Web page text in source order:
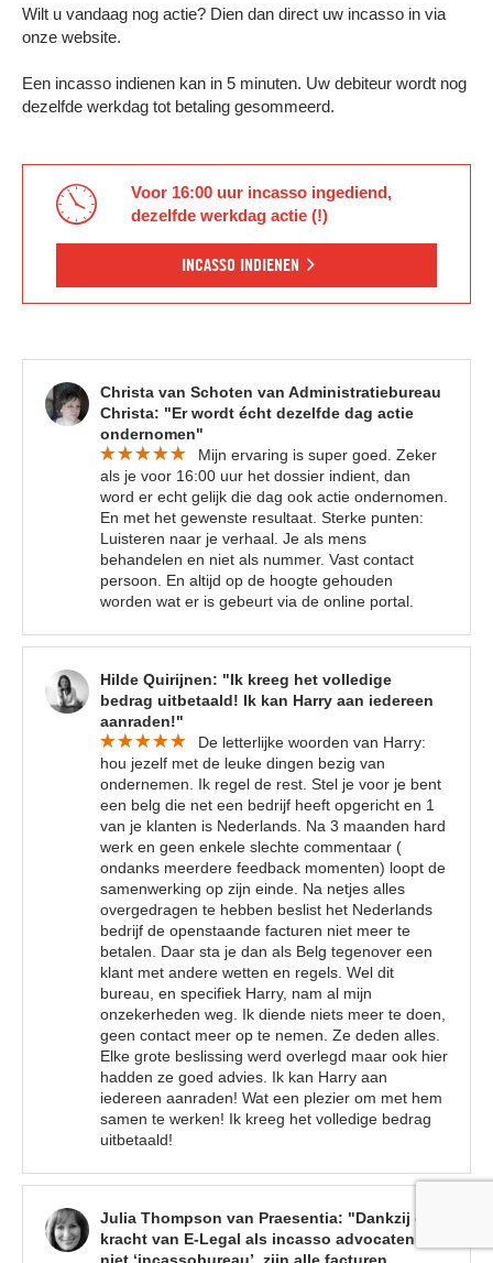
Wilt u vandaag nog actie? Dien dan direct uw incasso in via
onze website.
Een incasso indienen kan in 5 minuten. Uw debiteur wordt nog
dezelfde werkdag tot betaling gesommeerd.
Voor 16:00 uur incasso ingediend,
dezelfde werkdag actie (!)
INCASSO INDIENEN
Christa van Schoten van Administratiebureau
Christa: "Er wordt écht dezelfde dag actie
ondernomen"
Mijn ervaring is super goed. Zeker
als je voor 16:00 uur het dossier indient, dan
word er echt gelijk die dag ook actie ondernomen.
En met het gewenste resultaat. Sterke punten:
Luisteren naar je verhaal. Je als mens
behandelen en niet als nummer. Vast contact
persoon. En altijd op de hoogte gehouden
worden wat er is gebeurt via de online portal.
Hilde Quirijnen: "Ik kreeg het volledige
bedrag uitbetaald! Ik kan Harry aan iedereen
aanraden!"
De letterlijke woorden van Harry:
hou jezelf met de leuke dingen bezig van
ondernemen. Ik regel de rest. Stel je voor je bent
een belg die net een bedrijf heeft opgericht en 1
van je klanten is Nederlands. Na 3 maanden hard
werk en geen enkele slechte commentaar (
ondanks meerdere feedback momenten) loopt de
samenwerking op zijn einde. Na netjes alles
overgedragen te hebben beslist het Nederlands
bedrijf de openstaande facturen niet meer te
betalen. Daar sta je dan als Belg tegenover een
klant met andere wetten en regels. Wel dit
bureau, en specifiek Harry, nam al mijn
onzekerheden weg. Ik diende niets meer te doen,
geen contact meer op te nemen. Ze deden alles.
Elke grote beslissing werd overlegd maar ook hier
hadden ze goed advies. Ik kan Harry aan
iedereen aanraden! Wat een plezier om met hem
samen te werken! Ik kreeg het volledige bedrag
uitbetaald!
Julia Thompson van Praesentia: "Dankzij de
kracht van E-Legal als incasso advocaten en
niet ‘incassobureau’, zijn alle facturen